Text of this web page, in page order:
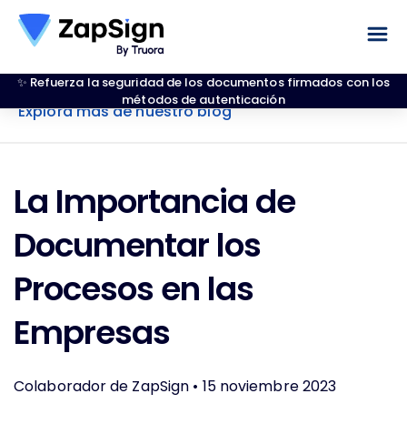
✨ Refuerza la seguridad de los documentos firmados con los
métodos de autenticación
Explora más de nuestro blog
La Importancia de
Documentar los
Procesos en las
Empresas
Colaborador de ZapSign • 15 noviembre 2023